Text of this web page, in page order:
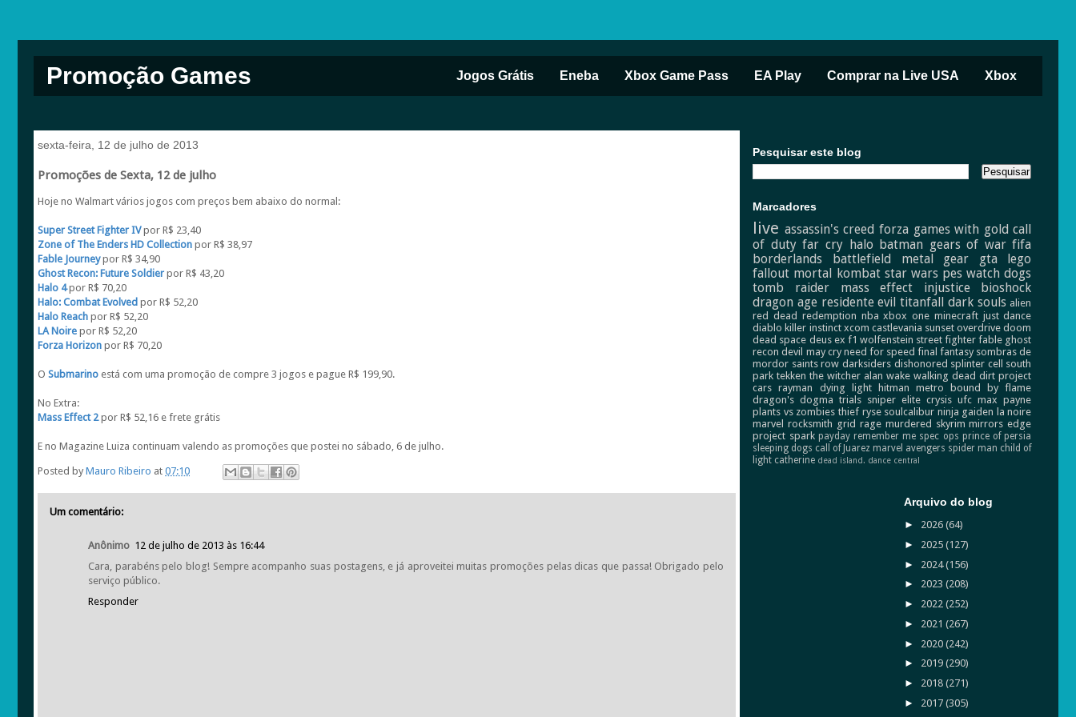
Promoção Games Jogos Grátis Eneba Xbox Game Pass EA Play Comprar na Live USA Xbox
sexta-feira, 12 de julho de 2013
Promoções de Sexta, 12 de julho
Hoje no Walmart vários jogos com preços bem abaixo do normal:
Super Street Fighter IVpor R$ 23,40
Zone of The Enders HD Collection por R$ 38,97
Fable Journeypor R$ 34,90
Ghost Recon: Future Soldier por R$ 43,20
Halo 4por R$ 70,20
Halo: Combat Evolved por R$ 52,20
Halo Reach por R$ 52,20
LA Noire por R$ 52,20
Forza Horizon por R$ 70,20
O Submarino está com uma promoção de compre 3 jogos e pague R$ 199,90.
No Extra:
Mass Effect 2por R$ 52,16 e frete grátis
E no Magazine Luiza continuam valendo as promoções que postei no sábado, 6 de julho.
Posted by Mauro Ribeiro at 07:10
Um comentário:
Anônimo 12 de julho de 2013 às 16:44
Cara, parabéns pelo blog! Sempre acompanho suas postagens, e já aproveitei muitas promoções pelas dicas que passa! Obrigado pelo
serviço público.
Responder
Pesquisar este blog
Marcadores
live assassin's creed forza games with gold call
of duty far cry halo batman gears of war fifa
borderlands
battlefield metal gear gta
lego
fallout mortal kombat star wars pes watch dogs
tomb raider
mass effect injustice
bioshock
dragon age residente evil titanfall dark souls alien
red dead redemption nba xbox one minecraft just dance
diablo killer instinct xcom castlevania sunset overdrive doom
dead space deus ex f1 wolfenstein street fighter fable ghost
recon devil may cry need for speed final fantasy sombras de
mordor saints row darksiders dishonored splinter cell south
park tekken the witcher alan wake walking dead dirt project
cars rayman dying light hitman metro
bound by flame
dragon's dogma trials sniper elite crysis ufc max payne
plants vs zombies thief ryse soulcalibur ninja gaiden la noire
marvel rocksmith grid rage murdered skyrim mirrors edge
project spark payday remember me spec ops prince of persia
sleeping dogs call of Juarez marvel avengers spider man child of
light catherine dead island. dance central
Arquivo do blog
► 2026(64)
► 2025(127)
► 2024(156)
► 2023(208)
► 2022(252)
► 2021(267)
► 2020(242)
► 2019(290)
► 2018(271)
► 2017(305)